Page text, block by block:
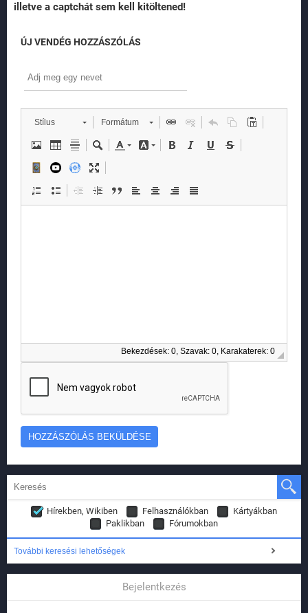
illetve a captchát sem kell kitöltened!
ÚJ VENDÉG HOZZÁSZÓLÁS
Stílus Formátum
Bekezdések: 0, Szavak: 0, Karakaterek: 0
Hírekben, Wikiben Felhasználókban
Kártyákban
Paklikban
Fórumokban
További keresési lehetőségek
Bejelentkezés